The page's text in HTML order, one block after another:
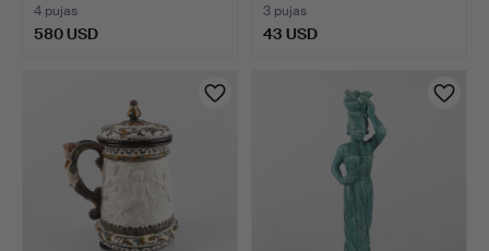
4 pujas
580 USD
3 pujas
43 USD